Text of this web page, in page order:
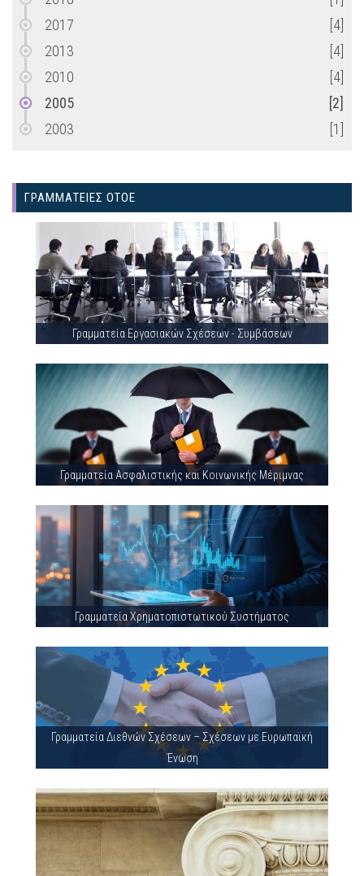
2017
[4]
2013
[4]
2010
[4]
2005
[2]
2003
[1]
ΓΡΑΜΜΑΤΕΙΕΣ ΟΤΟΕ
Γραμματεία Εργασιακών Σχέσεων - Συμβάσεων
Γραμματεία Ασφαλιστικής και Κοινωνικής Μέριμνας
Γραμματεία Χρηματοπιστωτικού Συστήματος
Γραμματεία Διεθνών Σχέσεων – Σχέσεων με Ευρωπαϊκή
Ένωση